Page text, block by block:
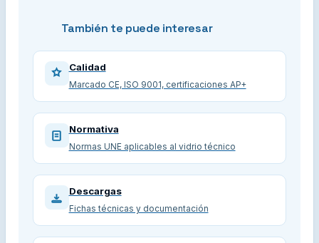
También te puede interesar
Calidad
Marcado CE, ISO 9001, certificaciones AP+
Normativa
Normas UNE aplicables al vidrio técnico
Descargas
Fichas técnicas y documentación